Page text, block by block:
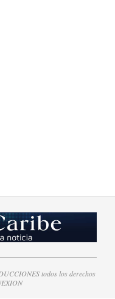
todos los derechos